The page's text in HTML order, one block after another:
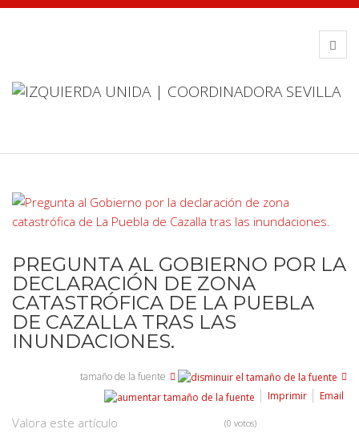
PREGUNTA AL GOBIERNO POR LA
DECLARACIÓN DE ZONA
CATASTRÓFICA DE LA PUEBLA
DE CAZALLA TRAS LAS
INUNDACIONES.
tamaño de la fuente
Imprimir
Email
Valora este artículo (0 votos)